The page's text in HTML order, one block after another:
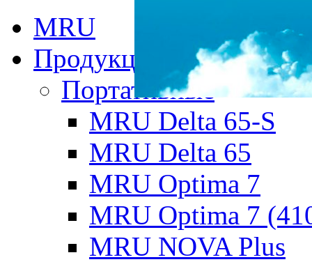
MRU
Продукция MRU
Портативные
MRU Delta 65-S
MRU Delta 65
MRU Optima 7
MRU Optima 7
MRU NOVA Plus